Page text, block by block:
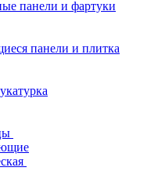
панели и фартуки
панели и плитка